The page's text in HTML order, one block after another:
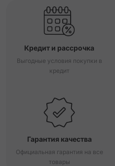
Кредит и рассрочка
Выгодные условия покупки в
кредит
Гарантия качества
Официальная гарантия на все
товары